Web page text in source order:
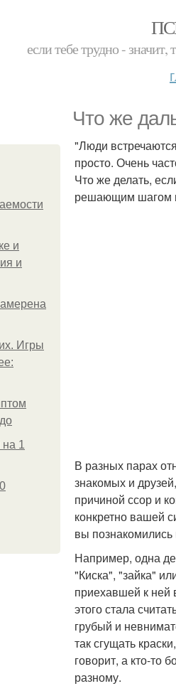
если тебе трудно -
Что же
и
и
Игры
на 1
"Люди
просто. Очень
Что же делать,
решающим шагом
В разных парах
знакомых и
причиной ссор и
конкретно вашей
вы познакомились
Например, одна
"Киска", "зайка"
приехавшей к ней
этого стала
грубый и
так сгущать
говорит, а кто-то
разному.